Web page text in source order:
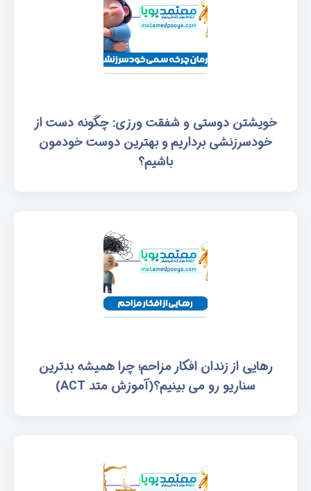
خویشتن دوستی و شفقت ورزی: چگونه دست از
خودسرزنشی برداریم و بهترین دوست خودمون
باشیم؟
رهایی از زندان افکار مزاحم؛ چرا همیشه بدترین
سناریو رو می بینیم؟(آموزش متد ACT)